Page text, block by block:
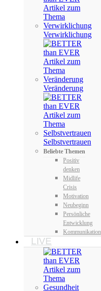
Verwirklichung
Veränderung
Selbstvertrauen
Beliebte Themen
Positiv
denken
Midlife
Crisis
Motivation
Neubeginn
Persönliche
Entwicklung
Kommunikation
LIVE